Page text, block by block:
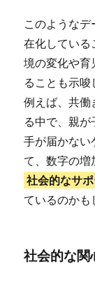
このような
在化している
境の変化や育
ることも示唆
例えば、共働
る中で、親
手が届かない
て、数字の増
社会的なサ
ているのかも
社会的な関